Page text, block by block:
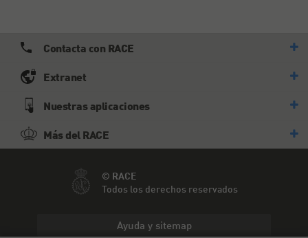
Contacta con RACE
Extranet
Nuestras aplicaciones
Más del RACE
© RACE
Todos los derechos reservados
Ayuda y sitemap